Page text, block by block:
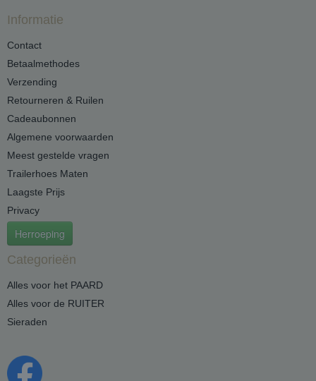
Informatie
Contact
Betaalmethodes
Verzending
Retourneren & Ruilen
Cadeaubonnen
Algemene voorwaarden
Meest gestelde vragen
Trailerhoes Maten
Laagste Prijs
Privacy
Herroeping
Categorieën
Alles voor het PAARD
Alles voor de RUITER
Sieraden